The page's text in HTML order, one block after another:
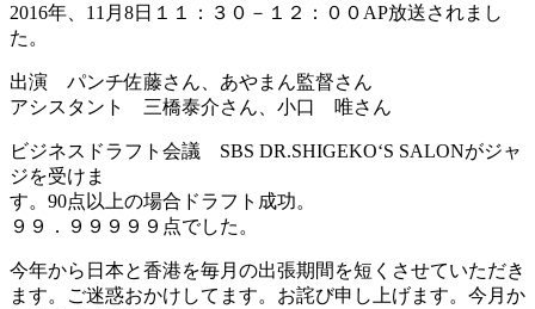
2016年、11月8日１１：３０－１２：００AP放送されまし
た。
出演 パンチ佐藤さん、あやまん監督さん
アシスタント 三橋泰介さん、小口 唯さん
ビジネスドラフト会議 SBS DR.SHIGEKO‘S SALONがジャ
ジを受けま
す。90点以上の場合ドラフト成功。
９９．９９９９９点でした。
今年から日本と香港を毎月の出張期間を短くさせていただき
ます。ご迷惑おかけしてます。お詫び申し上げます。今月か